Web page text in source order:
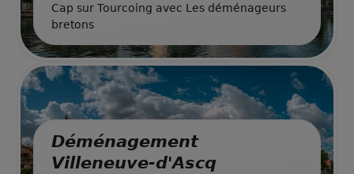
Cap sur Tourcoing avec Les déménageurs
bretons
Déménagement
Villeneuve-d'Ascq